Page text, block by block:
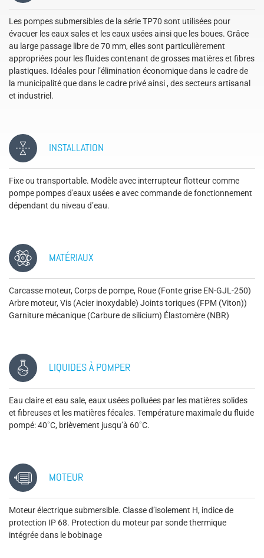
Les pompes submersibles de la série TP70 sont utilisées pour
évacuer les eaux sales et les eaux usées ainsi que les boues. Grâce
au large passage libre de 70 mm, elles sont particulièrement
appropriées pour les fluides contenant de grosses matières et fibres
plastiques. Idéales pour l’élimination économique dans le cadre de
la municipalité que dans le cadre privé ainsi , des secteurs artisanal
et industriel.
INSTALLATION
Fixe ou transportable. Modèle avec interrupteur flotteur comme
pompe pompes d'eaux usées e avec commande de fonctionnement
dépendant du niveau d’eau.
MATÉRIAUX
Carcasse moteur, Corps de pompe, Roue (Fonte grise EN-GJL-250)
Arbre moteur, Vis (Acier inoxydable) Joints toriques (FPM (Viton))
Garniture mécanique (Carbure de silicium) Élastomère (NBR)
LIQUIDES À POMPER
Eau claire et eau sale, eaux usées polluées par les matières solides
et fibreuses et les matières fécales. Température maximale du fluide
pompé: 40˚C, brièvement jusqu’à 60˚C.
MOTEUR
Moteur électrique submersible. Classe d’isolement H, indice de
protection IP 68. Protection du moteur par sonde thermique
intégrée dans le bobinage